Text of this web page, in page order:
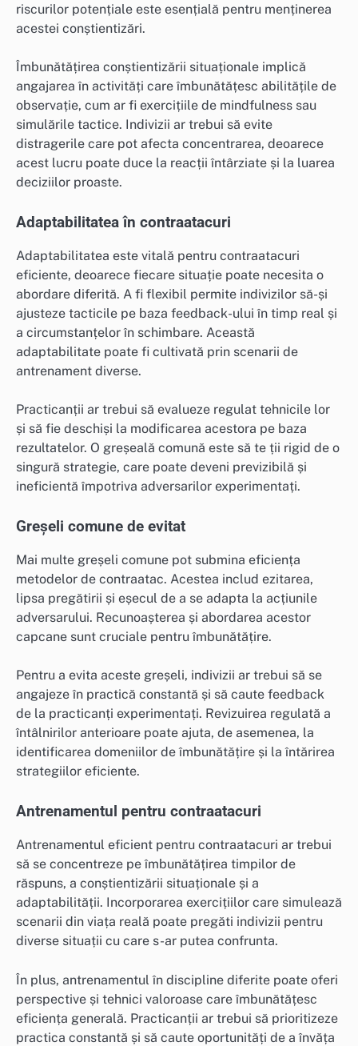
riscurilor potențiale este esențială pentru menținerea
acestei conștientizări.
Îmbunătățirea conștientizării situaționale implică
angajarea în activități care îmbunătățesc abilitățile de
observație, cum ar fi exercițiile de mindfulness sau
simulările tactice. Indivizii ar trebui să evite
distragerile care pot afecta concentrarea, deoarece
acest lucru poate duce la reacții întârziate și la luarea
deciziilor proaste.
Adaptabilitatea în contraatacuri
Adaptabilitatea este vitală pentru contraatacuri
eficiente, deoarece fiecare situație poate necesita o
abordare diferită. A fi flexibil permite indivizilor să-și
ajusteze tacticile pe baza feedback-ului în timp real și
a circumstanțelor în schimbare. Această
adaptabilitate poate fi cultivată prin scenarii de
antrenament diverse.
Practicanții ar trebui să evalueze regulat tehnicile lor
și să fie deschiși la modificarea acestora pe baza
rezultatelor. O greșeală comună este să te ții rigid de o
singură strategie, care poate deveni previzibilă și
ineficientă împotriva adversarilor experimentați.
Greșeli comune de evitat
Mai multe greșeli comune pot submina eficiența
metodelor de contraatac. Acestea includ ezitarea,
lipsa pregătirii și eșecul de a se adapta la acțiunile
adversarului. Recunoașterea și abordarea acestor
capcane sunt cruciale pentru îmbunătățire.
Pentru a evita aceste greșeli, indivizii ar trebui să se
angajeze în practică constantă și să caute feedback
de la practicanți experimentați. Revizuirea regulată a
întâlnirilor anterioare poate ajuta, de asemenea, la
identificarea domeniilor de îmbunătățire și la întărirea
strategiilor eficiente.
Antrenamentul pentru contraatacuri
Antrenamentul eficient pentru contraatacuri ar trebui
să se concentreze pe îmbunătățirea timpilor de
răspuns, a conștientizării situaționale și a
adaptabilității. Incorporarea exercițiilor care simulează
scenarii din viața reală poate pregăti indivizii pentru
diverse situații cu care s-ar putea confrunta.
În plus, antrenamentul în discipline diferite poate oferi
perspective și tehnici valoroase care îmbunătățesc
eficiența generală. Practicanții ar trebui să prioritizeze
practica constantă și să caute oportunități de a învăța